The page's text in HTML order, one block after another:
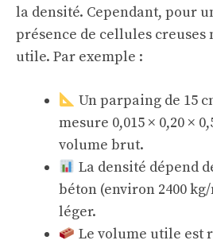
la densité. Cependant, pour
présence de cellules creuses
utile. Par exemple :
Un parpaing de 15
mesure 0,015 × 0,20 ×
volume brut.
La densité dépend
béton (environ 2400
léger.
Le volume utile est